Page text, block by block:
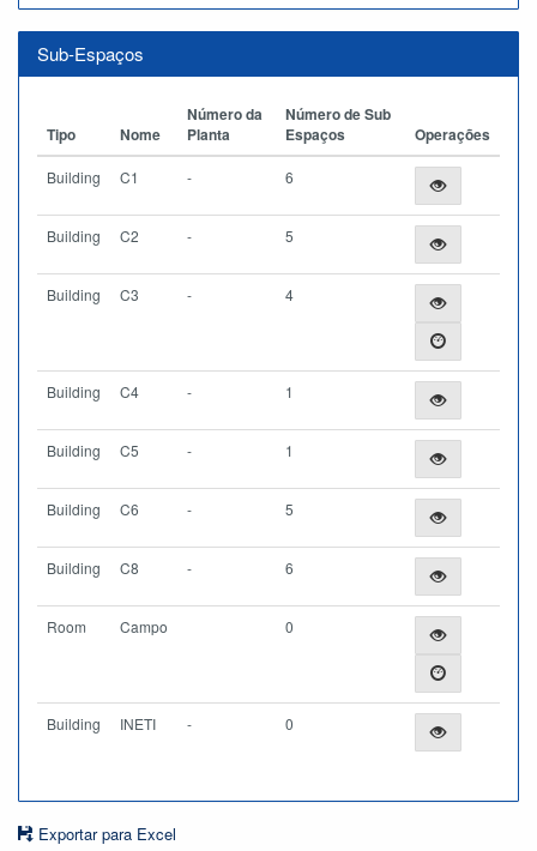
Sub-Espaços
Tipo Nome
Número da
Planta
Número de Sub
Espaços
Operações
Building C1 - 6
Building C2 - 5
Building C3 - 4
Building C4 - 1
Building C5 - 1
Building C6 - 5
Building C8 - 6
Room Campo 0
Building INETI - 0
Exportar para Excel